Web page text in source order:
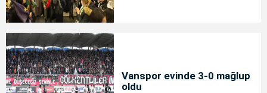
Vanspor evinde 3-0 mağlup
oldu